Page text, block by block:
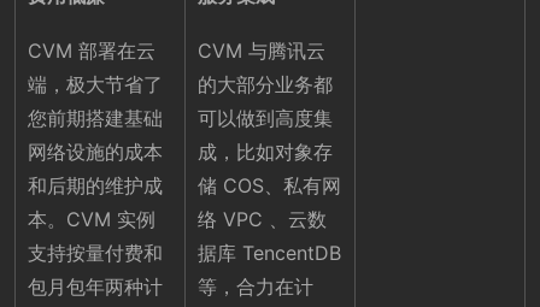
CVM 部署在云
端，极大节省了
您前期搭建基础
网络设施的成本
和后期的维护成
本。CVM 实例
支持按量付费和
包月包年两种计
CVM 与腾讯云
的大部分业务都
可以做到高度集
成，比如对象存
储 COS、私有网
络 VPC 、云数
据库 TencentDB
等，合力在计